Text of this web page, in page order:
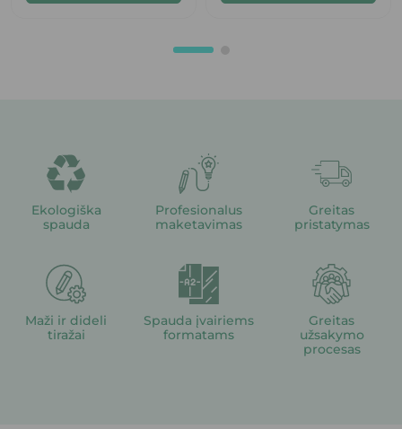
Ekologiška
spauda
Profesionalus
maketavimas
Greitas
pristatymas
Maži ir dideli
tiražai
Spauda įvairiems
formatams
Greitas
užsakymo
procesas